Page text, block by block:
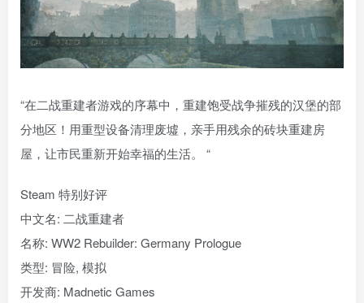
“在二战重建者游戏的序幕中，重建饱受战争摧残的汉堡的部
分地区！用重型设备清理废墟，亲手用残余的砖块重建房
屋，让市民重新开始幸福的生活。 “
Steam 特别好评
中文名: 二战重建者
名称: WW2 Rebuilder: Germany Prologue
类型: 冒险, 模拟
开发商: Madnetic Games